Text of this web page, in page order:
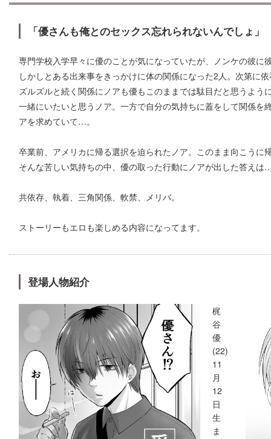
「優さんも俺とのセックス忘れられないんでしょ」
専門学校入学早々に優のことが気になっていたが、ノンケの彼に
しかしとある出来事をきっかけに体の関係になった2人。次第に
ズルズルと続く関係にノアも優もこのままでは駄目だと思うよ
一緒にいたいと思うノア。一方で自分の気持ちに蓋をして関係を
アを求めていて…。
卒業前、アメリカに帰る選択を迫られたノア。このまま向こうに
そんな苦しい気持ちの中、優の取った行動にノアが出した答えは
共依存、執着、三角関係、軟禁、メリバ。
ストーリーもエロも楽しめる内容になってます。
登場人物紹介
梶
谷
優
(22)
11
月
12
日
生
ま